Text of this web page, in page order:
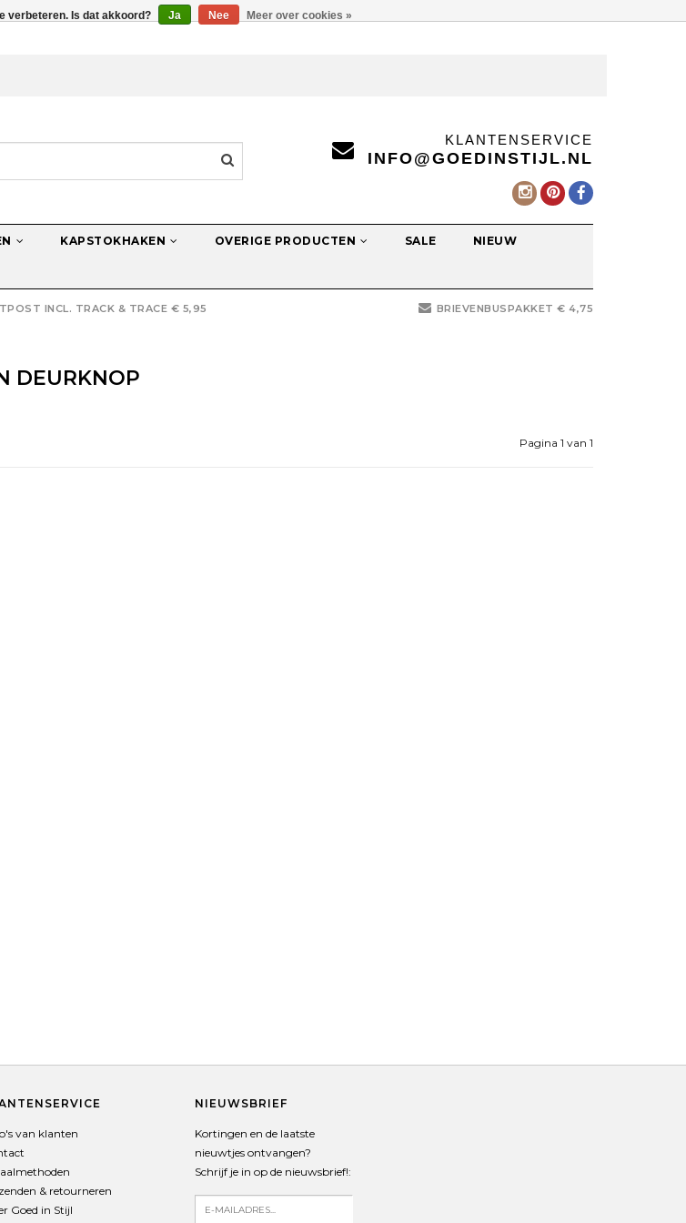
KLANTENSERVICE
INFO@GOEDINSTIJL.NL
KAPSTOKHAKEN OVERIGE PRODUCTEN SALE NIEUW
INCL. TRACK & TRACE € 5,95 BRIEVENBUSPAKKET € 4,75
DEURKNOP
Pagina 1 van 1
van klanten
& retourneren
Goed in Stijl
NIEUWSBRIEF
Kortingen en de laatste
nieuwtjes ontvangen?
Schrijf je in op de nieuwsbrief!:
verbeteren. Is dat akkoord? Ja Nee Meer over cookies »